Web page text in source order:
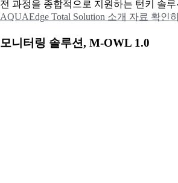
전 과정을 종합적으로 지원하는 턴키 솔
AQUAEdge Total Solution 소개 자료 확인하
모니터링 솔루션, M-OWL 1.0